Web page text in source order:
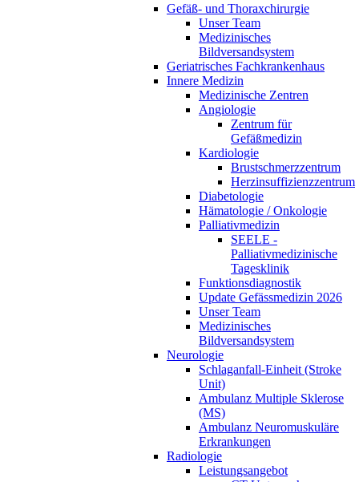
Gefäß- und Thoraxchirurgie
Unser Team
Medizinisches
Bildversandsystem
Geriatrisches Fachkrankenhaus
Innere Medizin
Medizinische Zentren
Angiologie
Zentrum für
Gefäßmedizin
Kardiologie
Brustschmerzzentrum
Herzinsuffizienzzentrum
Diabetologie
Hämatologie / Onkologie
Palliativmedizin
SEELE -
Palliativmedizinische
Tagesklinik
Funktionsdiagnostik
Update Gefässmedizin 2026
Unser Team
Medizinisches
Bildversandsystem
Neurologie
Schlaganfall-Einheit (Stroke
Unit)
Ambulanz Multiple Sklerose
(MS)
Ambulanz Neuromuskuläre
Erkrankungen
Radiologie
Leistungsangebot